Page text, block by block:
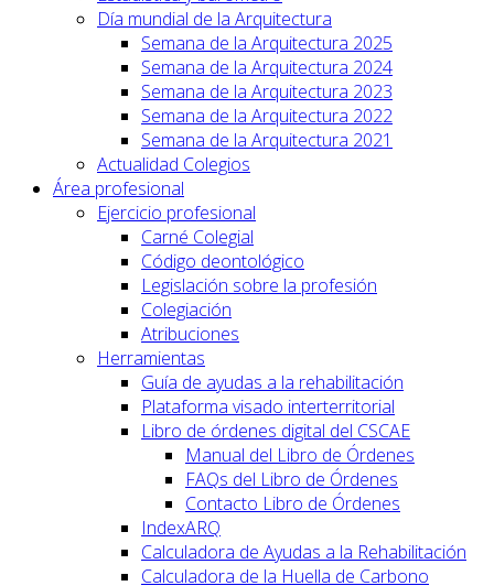
Día mundial de la Arquitectura
Semana de la Arquitectura 2025
Semana de la Arquitectura 2024
Semana de la Arquitectura 2023
Semana de la Arquitectura 2022
Semana de la Arquitectura 2021
Actualidad Colegios
Área profesional
Ejercicio profesional
Carné Colegial
Código deontológico
Legislación sobre la profesión
Colegiación
Atribuciones
Herramientas
Guía de ayudas a la rehabilitación
Plataforma visado interterritorial
Libro de órdenes digital del CSCAE
Manual del Libro de Órdenes
FAQs del Libro de Órdenes
Contacto Libro de Órdenes
IndexARQ
Calculadora de Ayudas a la Rehabilitación
Calculadora de la Huella de Carbono